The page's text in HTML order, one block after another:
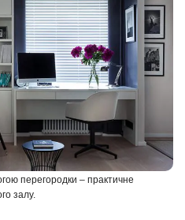
перегородки – практичне
залу.